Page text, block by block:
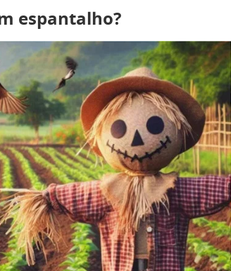
espantalho?